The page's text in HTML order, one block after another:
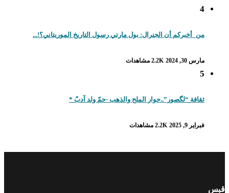
4
من_أخبركم أن الجنرال: بول مارتي رسول التاريخ الموريتاني؟!...
مارس 30, 2024 2.2K مشاهدات
5
ثقافة “لگصور”..حوار الملح والذهب -حمّ ولد آدبّ *
فبراير 9, 2025 2.2K مشاهدات
قبس